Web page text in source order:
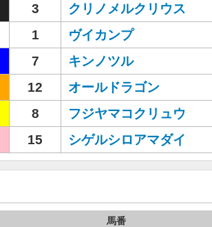
3 クリノメルクリウス
1 ヴイカンプ
7 キンノツル
12 オールドラゴン
8 フジヤマコクリュウ
15 シゲルシロアマダイ
馬番